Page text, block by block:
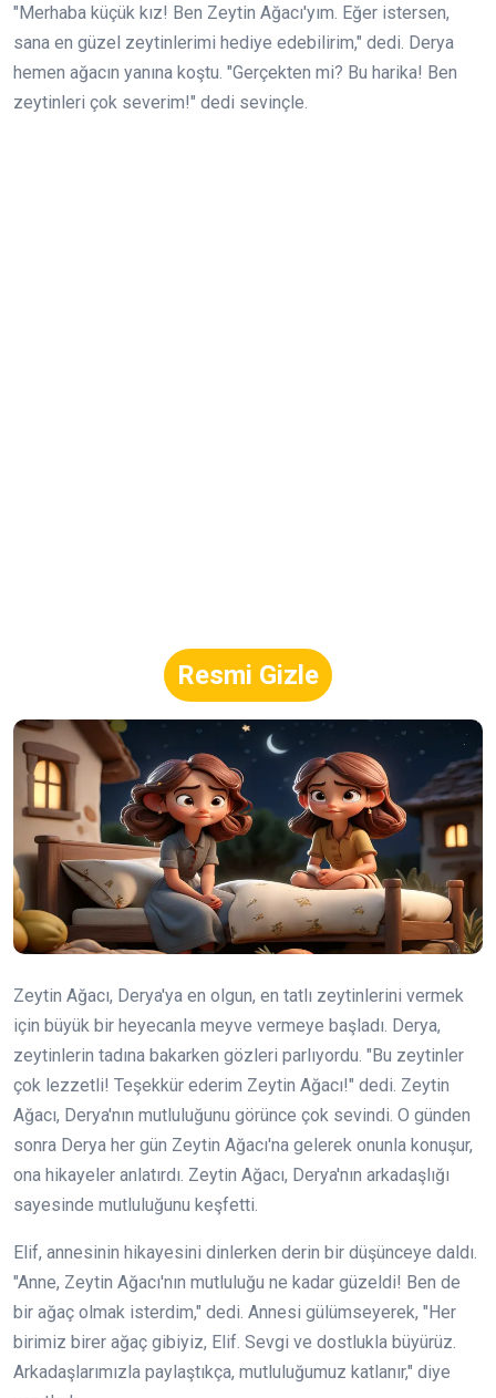
"Merhaba küçük kız! Ben Zeytin Ağacı'yım. Eğer istersen,
sana en güzel zeytinlerimi hediye edebilirim," dedi. Derya
hemen ağacın yanına koştu. "Gerçekten mi? Bu harika! Ben
zeytinleri çok severim!" dedi sevinçle.
Resmi Gizle
Zeytin Ağacı, Derya'ya en olgun, en tatlı zeytinlerini vermek
için büyük bir heyecanla meyve vermeye başladı. Derya,
zeytinlerin tadına bakarken gözleri parlıyordu. "Bu zeytinler
çok lezzetli! Teşekkür ederim Zeytin Ağacı!" dedi. Zeytin
Ağacı, Derya'nın mutluluğunu görünce çok sevindi. O günden
sonra Derya her gün Zeytin Ağacı'na gelerek onunla konuşur,
ona hikayeler anlatırdı. Zeytin Ağacı, Derya'nın arkadaşlığı
sayesinde mutluluğunu keşfetti.
Elif, annesinin hikayesini dinlerken derin bir düşünceye daldı.
"Anne, Zeytin Ağacı'nın mutluluğu ne kadar güzeldi! Ben de
bir ağaç olmak isterdim," dedi. Annesi gülümseyerek, "Her
birimiz birer ağaç gibiyiz, Elif. Sevgi ve dostlukla büyürüz.
Arkadaşlarımızla paylaştıkça, mutluluğumuz katlanır," diye